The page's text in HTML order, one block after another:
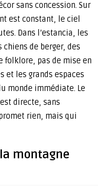
sans concession. Sur
est constant, le ciel
Dans l’estancia, les
de berger, des
folklore, pas de mise en
et les grands espaces
monde immédiate. Le
directe, sans
rien, mais qui
montagne